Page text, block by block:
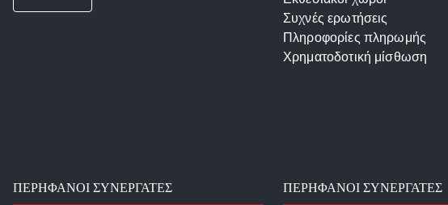
Συχνές ερωτήσεις
Πληροφορίες πληρωμής
Χρηματοδοτική μίσθωση
ΠΕΡΉΦΑΝΟΙ ΣΥΝΕΡΓΆΤΕΣ ΠΕΡΉΦΑΝΟΙ ΣΥΝΕΡΓΆΤΕΣ